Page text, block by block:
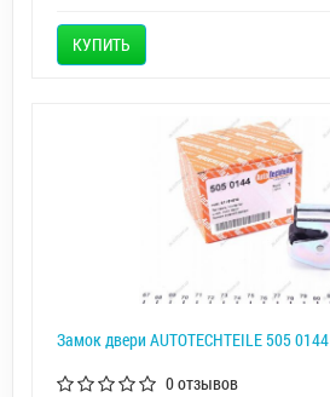
КУПИТЬ
Замок двери AUTOTECHTEILE 505 0144
0 отзывов